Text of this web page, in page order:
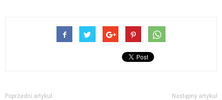
Poprzedni artykuł Następny artykuł